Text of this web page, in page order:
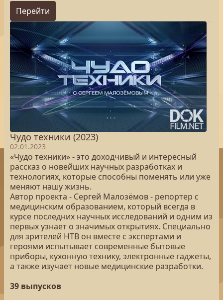
Перейти
Чудо техники (2023)
02.01.2023
«Чудо техники» - это доходчивый и интересный
рассказ о новейших научных разработках и
технологиях, которые способны поменять или уже
меняют нашу жизнь.
Автор проекта - Сергей Малозёмов - репортер с
медицинским образованием, который всегда в
курсе последних научных исследований и одним из
первых узнает о значимых открытиях. Специально
для зрителей НТВ он вместе с экспертами и
героями испытывает современные бытовые
приборы, кухонную технику, электронные гаджеты,
а также изучает новые медицинские разработки.
39 выпусков